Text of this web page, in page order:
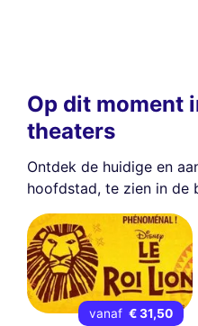
Op dit moment
theaters
Ontdek de huidige en
hoofdstad, te zien in de
vanaf € 31,50